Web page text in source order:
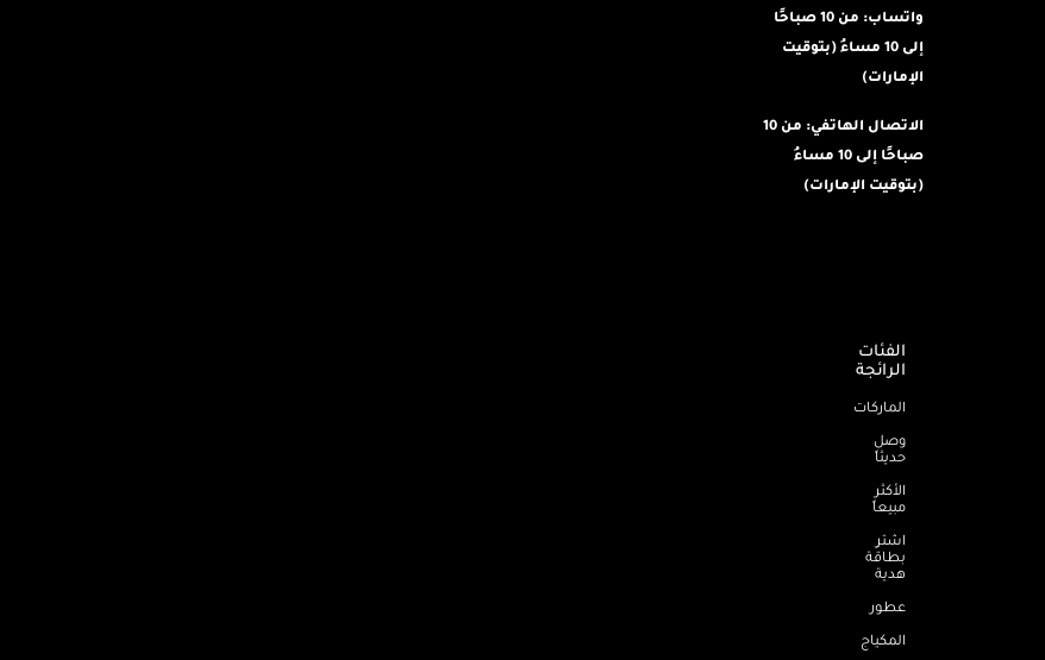
واتساب: من 10 صباحًا
إلى 10 مساءُ (بتوقيت
الإمارات)
الاتصال الهاتفي: من 10
صباحًا إلى 10 مساءُ
(بتوقيت الإمارات)
الفئات
الرائجة
الماركات
وصل
حديثاً
الأكثر
مبيعاً
اشترِ
بطاقة
هدية
عطور
المكياج